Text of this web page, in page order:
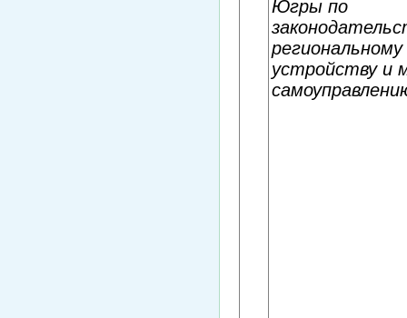
Югры по
региональному
устройству и